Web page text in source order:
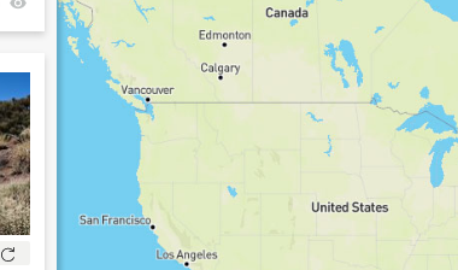
5.770 Routentyp
Hin- und Zurück
Rundwanderung
Strecke